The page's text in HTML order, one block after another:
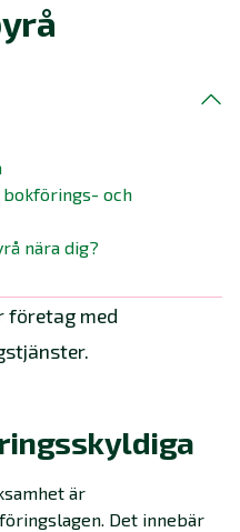
och
nära dig?
företag med
är
Det innebär